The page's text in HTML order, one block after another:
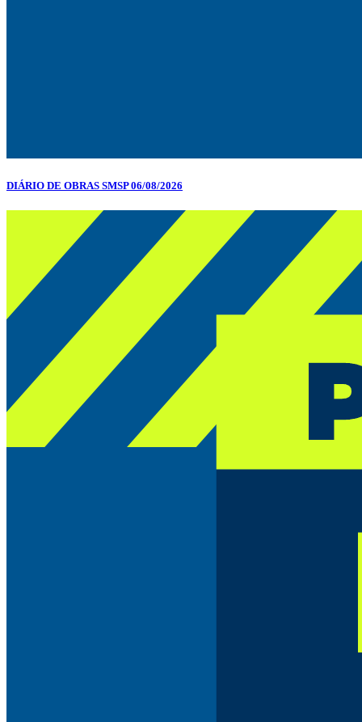
DIÁRIO DE OBRAS SMSP 06/08/2026